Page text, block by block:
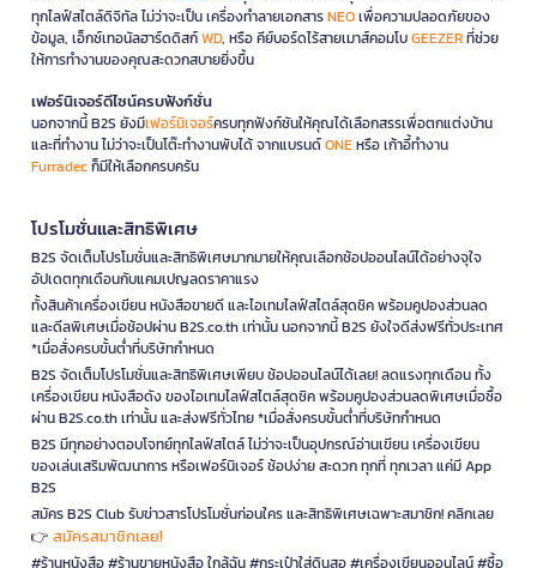
ทุกไลฟ์สไตล์ดิจิทัล ไม่ว่าจะเป็น เครื่องทำลายเอกสารNEOเพื่อความปลอดภัยของ
ข้อมูล, เอ็กซ์เทอนัลฮาร์ดดิสก์WD, หรือ คีย์บอร์ดไร้สายเมาส์คอมโบGEEZERที่ช่วย
ให้การทำงานของคุณสะดวกสบายยิ่งขึ้น
เฟอร์นิเจอร์ดีไซน์ครบฟังก์ชั่น
นอกจากนี้ B2S ยังมีเฟอร์นิเจอร์ครบทุกฟังก์ชันให้คุณได้เลือกสรรเพื่อตกแต่งบ้าน
และที่ทำงาน ไม่ว่าจะเป็นโต๊ะทำงานพับได้ จากแบรนด์ONEหรือ เก้าอี้ทำงาน
Furradecก็มีให้เลือกครบครัน
โปรโมชั่นและสิทธิพิเศษ
B2S จัดเต็มโปรโมชั่นและสิทธิพิเศษมากมายให้คุณเลือกช้อปออนไลน์ได้อย่างจุใจ
อัปเดตทุกเดือนกับแคมเปญลดราคาแรง
ทั้งสินค้าเครื่องเขียน หนังสือขายดี และไอเทมไลฟ์สไตล์สุดชิค พร้อมคูปองส่วนลด
และดีลพิเศษเมื่อช้อปผ่าน B2S.co.th เท่านั้น นอกจากนี้ B2S ยังใจดีส่งฟรีทั่วประเทศ
*เมื่อสั่งครบขั้นต่ำที่บริษัทกำหนด
B2S จัดเต็มโปรโมชั่นและสิทธิพิเศษเพียบ ช้อปออนไลน์ได้เลย! ลดแรงทุกเดือน ทั้ง
เครื่องเขียน หนังสือดัง ของไอเทมไลฟ์สไตล์สุดชิค พร้อมคูปองส่วนลดพิเศษเมื่อซื้อ
ผ่าน B2S.co.th เท่านั้น และส่งฟรีทั่วไทย *เมื่อสั่งครบขั้นต่ำที่บริษัทกำหนด
B2S มีทุกอย่างตอบโจทย์ทุกไลฟ์สไตล์ ไม่ว่าจะเป็นอุปกรณ์อ่านเขียน เครื่องเขียน
ของเล่นเสริมพัฒนาการ หรือเฟอร์นิเจอร์ ช้อปง่าย สะดวก ทุกที่ ทุกเวลา แค่มี App
B2S
สมัคร B2S Club รับข่าวสารโปรโมชั่นก่อนใคร และสิทธิพิเศษเฉพาะสมาชิก! คลิกเลย
👉 สมัครสมาชิกเลย!
#ร้านหนังสือ #ร้านขายหนังสือ ใกล้ฉัน #กระเป๋าใส่ดินสอ #เครื่องเขียนออนไลน์ #ซื้อ